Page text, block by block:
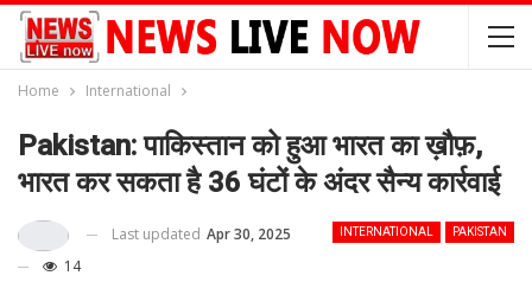
Home International
Pakistan: पाकिस्तान को हुआ भारत का ख़ौफ़,
भारत कर सकता है 36 घंटों के अंदर सैन्य कार्रवाई
INTERNATIONAL PAKISTAN
Last updated Apr 30, 2025
14